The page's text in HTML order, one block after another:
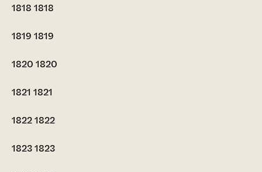
1818 1818
1819 1819
1820 1820
1821 1821
18221822
18231823